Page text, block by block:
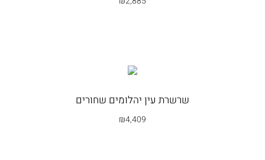
שרשרת עין יהלומים שחורים
₪4,409